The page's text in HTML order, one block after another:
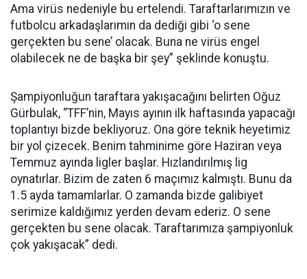
Ama virüs nedeniyle bu ertelendi. Taraftarlarımızın ve
futbolcu arkadaşlarımın da dediği gibi ‘o sene
gerçekten bu sene’ olacak. Buna ne virüs engel
olabilecek ne de başka bir şey” şeklinde konuştu.
Şampiyonluğun taraftara yakışacağını belirten Oğuz
Gürbulak, “TFF’nin, Mayıs ayının ilk haftasında yapacağı
toplantıyı bizde bekliyoruz. Ona göre teknik heyetimiz
bir yol çizecek. Benim tahminime göre Haziran veya
Temmuz ayında ligler başlar. Hızlandırılmış lig
oynatırlar. Bizim de zaten 6 maçımız kalmıştı. Bunu da
1.5 ayda tamamlarlar. O zamanda bizde galibiyet
serimize kaldığımız yerden devam ederiz. O sene
gerçekten bu sene olacak. Taraftarımıza şampiyonluk
çok yakışacak” dedi.